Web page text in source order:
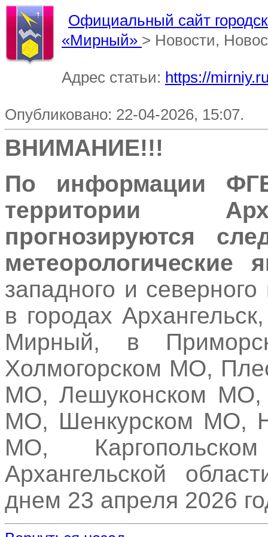
Официальный сайт
«Мирный» > Новости,
Адрес статьи: https://
Опубликовано: 22-04-2026, 15:07.
ВНИМАНИЕ!!!
По информации
территории
прогнозируются
метеорологические
западного и
в городах
Мирный, в
Холмогорском МО,
МО, Лешуконском МО,
МО, Шенкурском МО,
МО,
Архангельской
днем 23 апреля 2026